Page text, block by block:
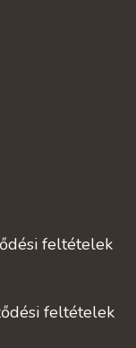
feltételek
feltételek